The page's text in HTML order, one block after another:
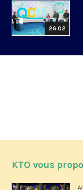
26:02
KTO vous